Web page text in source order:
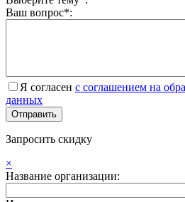
Ваш вопрос*:
Я согласен с соглашением на
данных
Запросить скидку
×
Название организации: